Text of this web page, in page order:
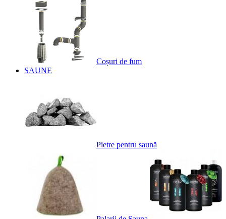
Coșuri de fum
SAUNE
Pietre pentru saună